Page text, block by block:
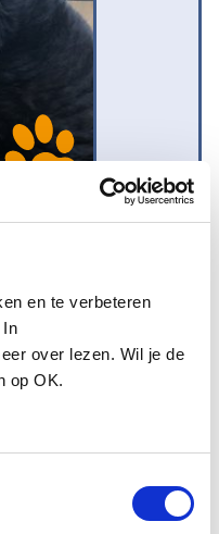
en te verbeteren
In
over lezen. Wil je de
op OK.
eigenaren
191 dagen
Hij zou een Labrador zijn
Hij lijkt het meeste op een